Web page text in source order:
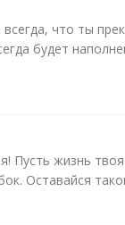
что ты
будет
Пусть жизнь
Оставайся